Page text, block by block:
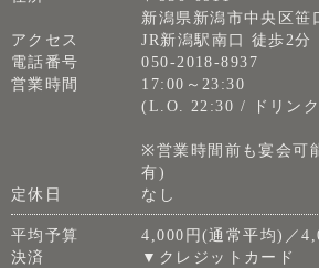
新潟県新潟市中央区笹
アクセス
JR新潟駅南口 徒歩2分
電話番号
050-2018-8937
営業時間
17:00～23:30
(L.O. 22:30 / ドリン
※営業時間前も宴会可
有)
定休日
なし
平均予算
4,000円(通常平均)／
決済
▼クレジットカード